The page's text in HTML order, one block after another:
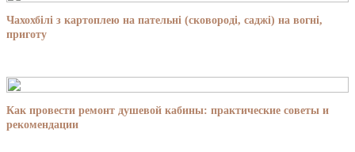
Чахохбілі з картоплею на пательні (сковороді, саджі) на вогні,
приготу
Как провести ремонт душевой кабины: практические советы и
рекомендации